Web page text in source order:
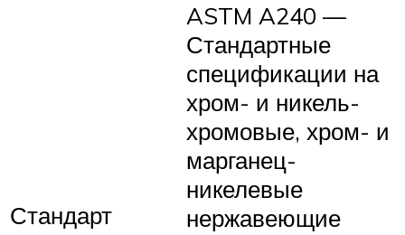
Стандарт
ASTM A240 —
Стандартные
спецификации на
хром- и никель-
хромовые, хром- и
марганец-
никелевые
нержавеющие